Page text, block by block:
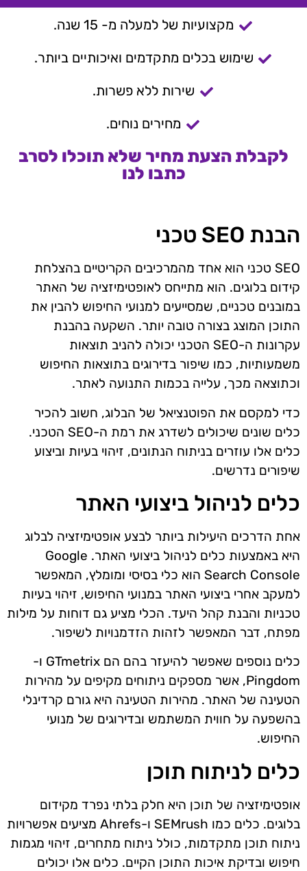
מקצועיות של למעלה מ- 15 שנה.
שימוש בכלים מתקדמים ואיכותיים ביותר.
שירות ללא פשרות.
מחירים נוחים.
לקבלת הצעת מחיר שלא תוכלו לסרב
כתבו לנו
הבנת SEO טכני
SEO טכני הוא אחד מהמרכיבים הקריטיים בהצלחת
קידום בלוגים. הוא מתייחס לאופטימיזציה של האתר
במובנים טכניים, שמסייעים למנועי החיפוש להבין את
התוכן המוצג בצורה טובה יותר. השקעה בהבנת
עקרונות ה-SEO הטכני יכולה להניב תוצאות
משמעותיות, כמו שיפור בדירוגים בתוצאות החיפוש
וכתוצאה מכך, עלייה בכמות התנועה לאתר.
כדי למקסם את הפוטנציאל של הבלוג, חשוב להכיר
כלים שונים שיכולים לשדרג את רמת ה-SEO הטכני.
כלים אלו עוזרים בניתוח הנתונים, זיהוי בעיות וביצוע
שיפורים נדרשים.
כלים לניהול ביצועי האתר
אחת הדרכים היעילות ביותר לבצע אופטימיזציה לבלוג
היא באמצעות כלים לניהול ביצועי האתר. Google
Search Console הוא כלי בסיסי ומומלץ, המאפשר
למעקב אחרי ביצועי האתר במנועי החיפוש, זיהוי בעיות
טכניות והבנת קהל היעד. הכלי מציע גם דוחות על מילות
מפתח, דבר המאפשר לזהות הזדמנויות לשיפור.
כלים נוספים שאפשר להיעזר בהם הם GTmetrix ו-
Pingdom, אשר מספקים ניתוחים מקיפים על מהירות
הטעינה של האתר. מהירות הטעינה היא גורם קרדינלי
בהשפעה על חווית המשתמש ובדירוגים של מנועי
החיפוש.
כלים לניתוח תוכן
אופטימיזציה של תוכן היא חלק בלתי נפרד מקידום
בלוגים. כלים כמו SEMrush ו-Ahrefs מציעים אפשרויות
ניתוח תוכן מתקדמות, כולל ניתוח מתחרים, זיהוי מגמות
חיפוש ובדיקת איכות התוכן הקיים. כלים אלו יכולים